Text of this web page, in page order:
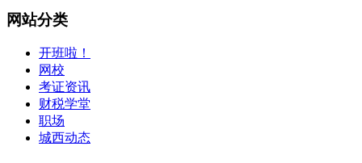
网站分类
开班啦！
网校
考证资讯
财税学堂
职场
城西动态